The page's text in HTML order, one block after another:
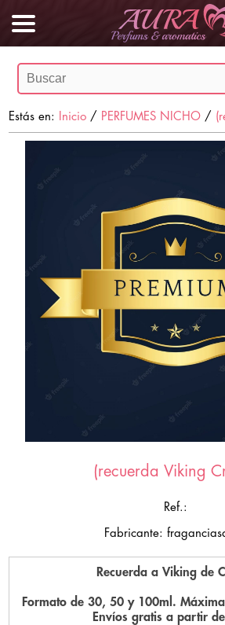
Estás en: Inicio / PERFUMES NICHO /
(recuerda Viking
Ref.:
Fabricante:
Recuerda a Viking de
Formato de 30, 50 y 100ml.
Envíos gratis a partir